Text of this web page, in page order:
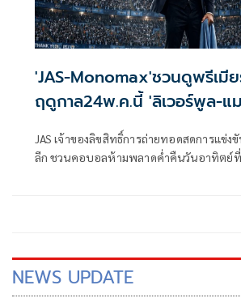
'JAS-Monomax'ชวนดูพรีเมี
ฤดูกาล24พ.ค.นี้ 'ลิเวอร์พูล-แ
ซิตี้เตะส่งท้าย
JAS เจ้าของลิขสิทธิ์การถ่ายทอดสดการแข่
ลีก ชวนคอบอลห้ามพลาดค่ำคืนวันอาทิตย์
สุดท้ายของตาราง โดยไฮไลต์ของค่ำคืนนี้อยู่
เต็มไปด้วยแรงกดดันและความเข้มข้น ถ่ายท
NEWS UPDATE